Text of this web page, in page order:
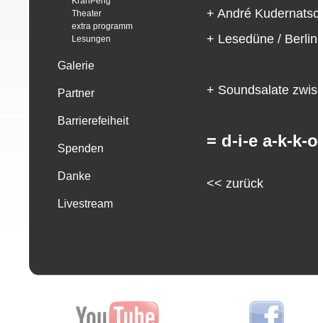
Theater
extra programm
Lesungen
Galerie
Partner
Barrierefeiheit
Spenden
Danke
Livestream
+ André
+ Lesedüne /
+ Soundsalate
= d-i-e a-k-k-
<< zurück